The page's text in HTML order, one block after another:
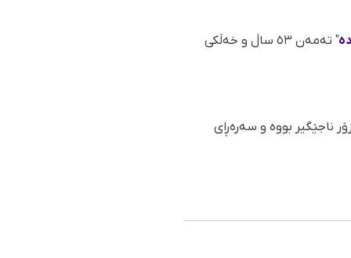
" تەمەن ٥٣ ساڵ و خەڵکی
ناجێگیر بووە و سەرەڕای